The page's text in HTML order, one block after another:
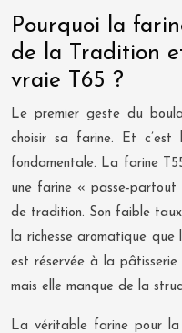
Pourquoi la
de la Tradition
vraie T65 ?
Le premier geste du
choisir sa farine. Et c’est
fondamentale. La farine
une farine « passe-
de tradition. Son faible
la richesse aromatique que
est réservée à la
mais elle manque de la
La véritable farine pour